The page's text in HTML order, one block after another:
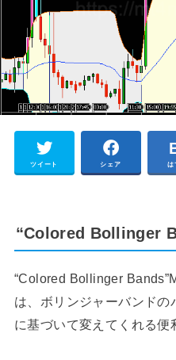
ツイート シェア は
“Colored Bollinger
“Colored Bollinger
は、ボリンジャーバンドの
に基づいて変えてくれる便